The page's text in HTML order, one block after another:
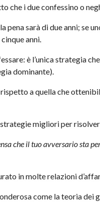
che i due confessino o
pena sarà di due anni; se
anni.
è l’unica strategia
dominante).
a quella che
migliori per
che il tuo avversario sta
in molte relazioni
come la teoria dei